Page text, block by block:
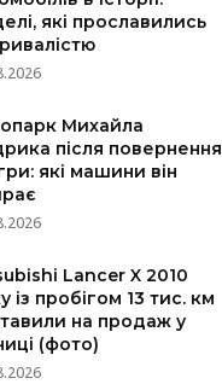
які прославились
Михайла
після повернення
які машини він
Lancer X 2010
із пробігом 13 тис. км
на продаж у
(фото)